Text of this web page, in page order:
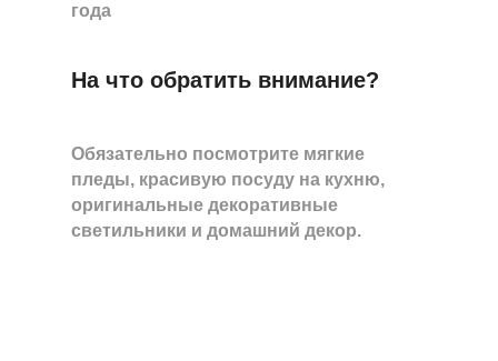
года
На что обратить внимание?
Обязательно посмотрите мягкие
пледы, красивую посуду на кухню,
оригинальные декоративные
светильники и домашний декор.